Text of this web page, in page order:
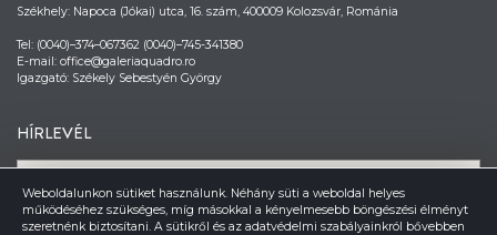
Székhely: Napoca (Jókai) utca, 16. szám, 400009 Kolozsvár, Románia
Tel: (0040)–374–067362 (0040)–745-341380
E-mail: office@galeriaquadro.ro
Igazgató: Székely Sebestyén György
HÍRLEVÉL
Weboldalunkon sütiket használunk. Néhány süti a weboldal helyes
működéséhez szükséges, míg másokkal a kényelmesebb böngészési élményt
szeretnénk biztosítani. A sütikről és az adatvédelmi szabályainkról bővebben